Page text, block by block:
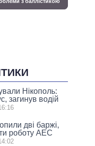
Нікополь:
загинув водій
дві баржі,
роботу АЕС